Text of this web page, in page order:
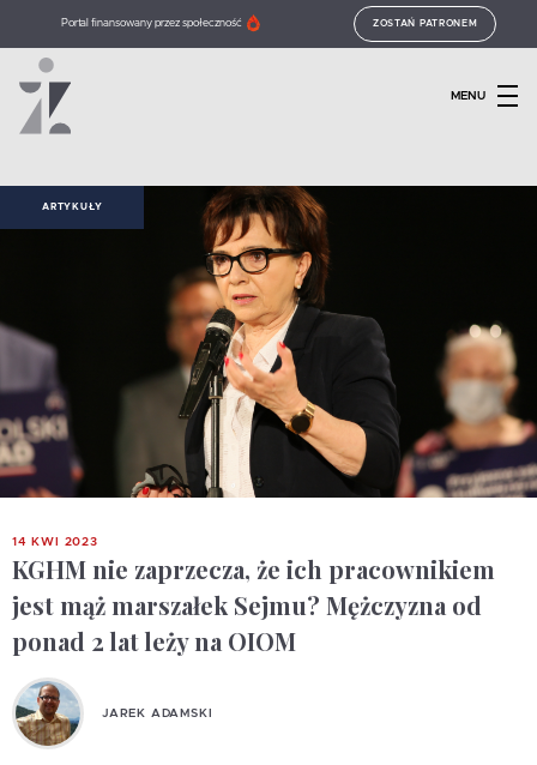
Portal finansowany przez społeczność ZOSTAŃ PATRONEM
MENU
ARTYKUŁY
14 KWI 2023
KGHM nie zaprzecza, że ich pracownikiem
jest mąż marszałek Sejmu? Mężczyzna od
ponad 2 lat leży na OIOM
JAREK ADAMSKI